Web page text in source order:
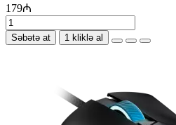
179₼
Səbətə at 1 kliklə al